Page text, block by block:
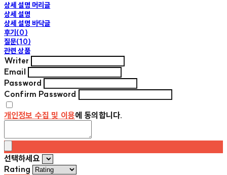
상세 설명 머리글
상세 설명
상세 설명 바닥글
후기(0)
질문(10)
관련 상품
Writer
Email
Password
Confirm Password
개인정보 수집 및 이용에 동의합니다.
선택하세요
Rating